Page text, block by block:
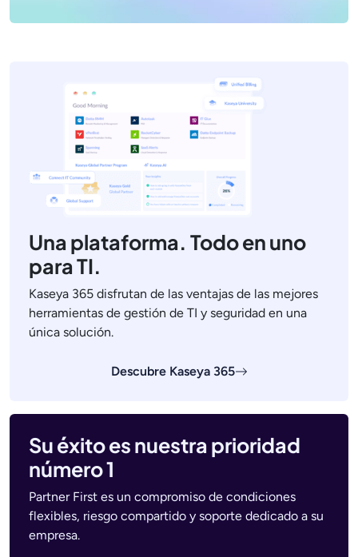
Una plataforma. Todo en uno
para TI.
Kaseya 365 disfrutan de las ventajas de las mejores
herramientas de gestión de TI y seguridad en una
única solución.
Descubre Kaseya 365
Su éxito es nuestra prioridad
número 1
Partner First es un compromiso de condiciones
flexibles, riesgo compartido y soporte dedicado a su
empresa.